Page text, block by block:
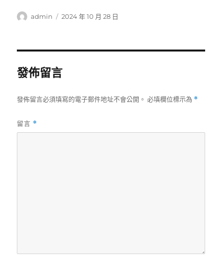
作
admin
發
2024 年 10 月 28 日
發佈留言
發佈留言必須填寫的電子郵件地址不會公開。 必填欄位標示為 *
留言 *